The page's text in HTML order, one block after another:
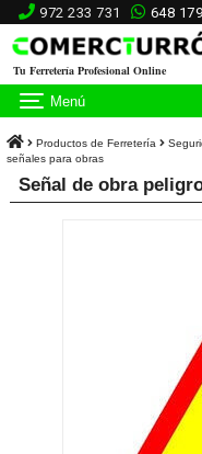
972 233 731 648
Tu Ferretería Profesional Online
Menú
Productos de Ferretería
señales para obras
Señal de obra